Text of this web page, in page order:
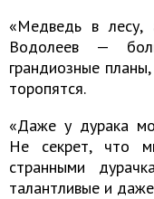
«Медведь в лесу,
Водолеев —
грандиозные
торопятся.
«Даже у дурака
Не секрет, что
странными
талантливые и